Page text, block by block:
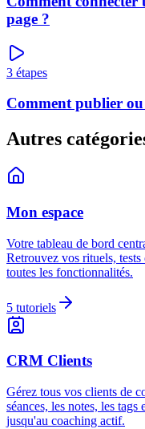
page ?
3 étapes
Comment publier
Autres
Mon espace
Votre tableau de bord
Retrouvez vos rituels, tests
toutes les fonctionnalités.
5 tutoriels
CRM Clients
Gérez tous vos clients de
séances, les notes, les
jusqu'au coaching actif.